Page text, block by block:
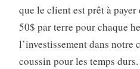
que le client est prêt à payer
50$ par terre pour chaque
l’investissement dans notre
coussin pour les temps